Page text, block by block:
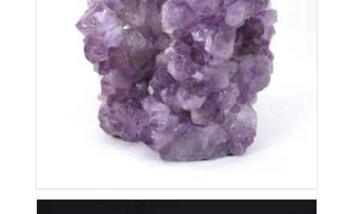
Améthyste du Brésil
135€